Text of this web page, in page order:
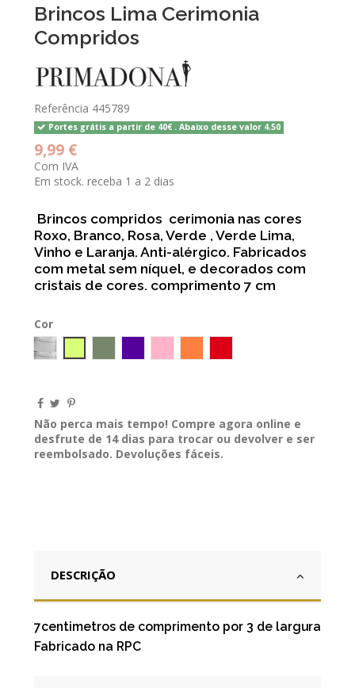
Brincos Lima Cerimonia
Compridos
Referência 445789
Portes grátis a partir de 40€ . Abaixo desse valor 4.50
9,99 €
Com IVA
Em stock. receba 1 a 2 dias
Brincos compridos cerimonia nas cores
Roxo, Branco, Rosa, Verde , Verde Lima,
Vinho e Laranja. Anti-alérgico. Fabricados
com metal sem níquel, e decorados com
cristais de cores. comprimento 7 cm
Cor
GELO
Não perca mais tempo! Compre agora online e
desfrute de 14 dias para trocar ou devolver e ser
reembolsado. Devoluções fáceis.
DESCRIÇÃO
7centimetros de comprimento por 3 de largura
Fabricado na RPC